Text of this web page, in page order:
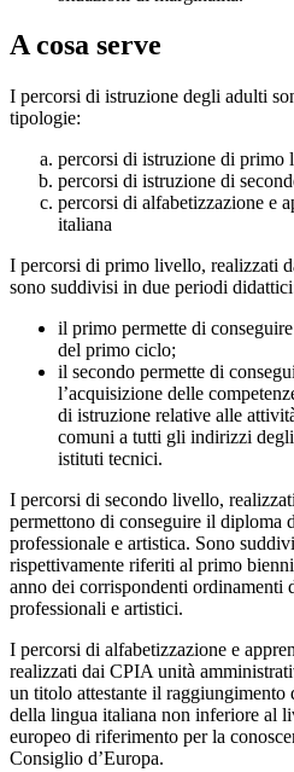
A cosa serve
I percorsi di istruzione degli adulti
tipologie:
percorsi di istruzione di primo
percorsi di istruzione di
percorsi di alfabetizzazione e
italiana
I percorsi di primo livello, realizzati
sono suddivisi in due periodi
il primo permette di
del primo ciclo;
il secondo permette di
l’acquisizione delle
di istruzione relative alle
comuni a tutti gli indirizzi
istituti tecnici.
I percorsi di secondo livello,
permettono di conseguire il diploma
professionale e artistica. Sono
rispettivamente riferiti al primo
anno dei corrispondenti ordinamenti
professionali e artistici.
I percorsi di alfabetizzazione e
realizzati dai CPIA unità
un titolo attestante il
della lingua italiana non inferiore al
europeo di riferimento per la
Consiglio d’Europa.